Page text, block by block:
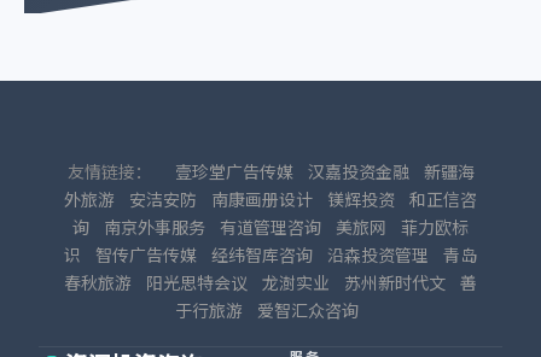
友情链接： 壹珍堂广告传媒 汉嘉投资金融
新疆海
外旅游
安洁安防 南康画册设计 镁辉投资 和正信咨
询
南京外事服务 有道管理咨询 美旅网
菲力欧标
识
智传广告传媒 经纬智库咨询 沿森投资管理
青岛
春秋旅游
阳光思特会议 龙澍实业 苏州新时代文 善
于行旅游
爱智汇众咨询